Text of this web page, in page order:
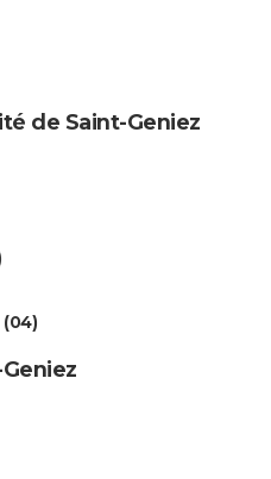
de Saint-Geniez